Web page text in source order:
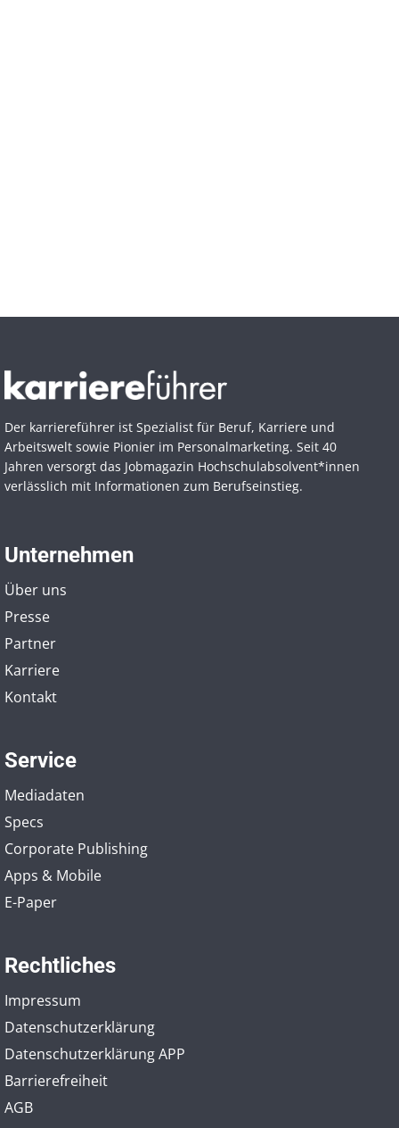
Der karriereführer ist Spezialist für Beruf, Karriere und
Arbeitswelt sowie Pionier im Personal­marketing. Seit 40
Jahren versorgt das Jobmagazin Hochschul­absolvent*innen
verlässlich mit Informationen zum Berufseinstieg.
Unternehmen
Über uns
Presse
Partner
Karriere
Kontakt
Service
Mediadaten
Specs
Corporate Publishing
Apps & Mobile
E-Paper
Rechtliches
Impressum
Datenschutzerklärung
Datenschutzerklärung APP
Barrierefreiheit
AGB